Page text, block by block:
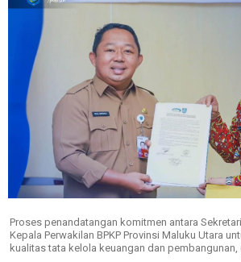
Proses penandatangan komitmen antara
Kepala Perwakilan BPKP Provinsi Maluku Utara
kualitas tata kelola keuangan dan